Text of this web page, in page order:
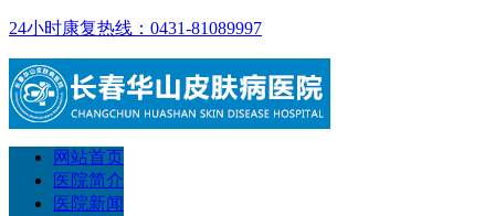
24小时康复热线：0431-81089997
网站首页
医院简介
医院新闻